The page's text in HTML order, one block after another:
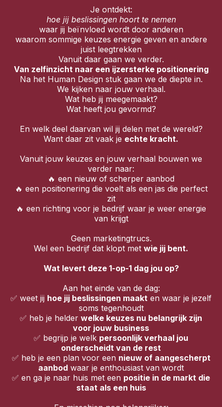
Je ontdekt:
hoe jij beslissingen hoort te nemen
waar jij beïnvloed wordt door anderen
waarom sommige keuzes energie geven en andere
juist leegtrekken
Vanuit daar gaan we verder.
Van zelfinzicht naar een ijzersterke positionering
Na het Human Design stuk gaan we de diepte in.
We kijken naar jouw verhaal.
Wat heb jij meegemaakt?
Wat heeft jou gevormd?
En welk deel daarvan wil jij delen met de wereld?
Want daar zit vaak je echte kracht.
Vanuit jouw keuzes en jouw verhaal bouwen we
verder naar:
🔥 een nieuw of scherper aanbod
🔥 een positionering die voelt als een jas die perfect
zit
🔥 een richting voor je bedrijf waar je weer energie
van krijgt
Geen marketingtrucs.
Wel een bedrijf dat klopt met wie jij bent.
Wat levert deze 1-op-1 dag jou op?
Aan het einde van de dag:
✅ weet jij hoe jij beslissingen maakt en waar je jezelf
soms tegenhoudt
✅ heb je helder welke keuzes nu belangrijk zijn
voor jouw business
✅ begrijp je welk persoonlijk verhaal jou
onderscheidt van de rest
✅ heb je een plan voor een nieuw of aangescherpt
aanbod waar je enthousiast van wordt
✅ en ga je naar huis met een positie in de markt die
staat als een huis